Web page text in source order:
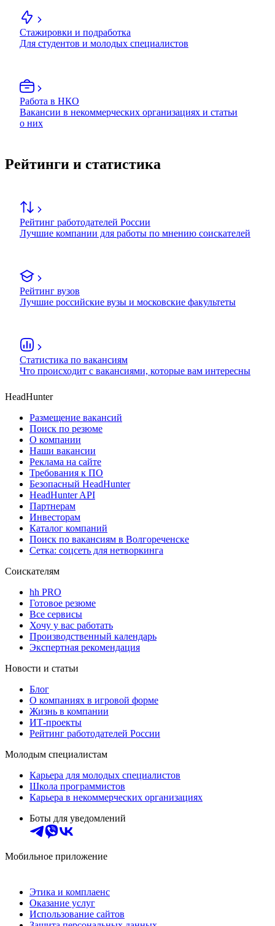
Стажировки и подработка
Для студентов и молодых специалистов
Работа в НКО
Вакансии в некоммерческих организациях и статьи
о них
Рейтинги и статистика
Рейтинг работодателей России
Лучшие компании для работы по мнению соискателей
Рейтинг вузов
Лучшие российские вузы и московские факультеты
Статистика по вакансиям
Что происходит с вакансиями, которые вам интересны
HeadHunter
Размещение вакансий
Поиск по резюме
О компании
Наши вакансии
Реклама на сайте
Требования к ПО
Безопасный HeadHunter
HeadHunter API
Партнерам
Инвесторам
Каталог компаний
Поиск по вакансиям в Волгореченске
Сетка: соцсеть для нетворкинга
Соискателям
hh PRO
Готовое резюме
Все сервисы
Хочу у вас работать
Производственный календарь
Экспертная рекомендация
Новости и статьи
Блог
О компаниях в игровой форме
Жизнь в компании
ИТ-проекты
Рейтинг работодателей России
Молодым специалистам
Карьера для молодых специалистов
Школа программистов
Карьера в некоммерческих организациях
Боты для уведомлений
Мобильное приложение
Этика и комплаенс
Оказание услуг
Использование сайтов